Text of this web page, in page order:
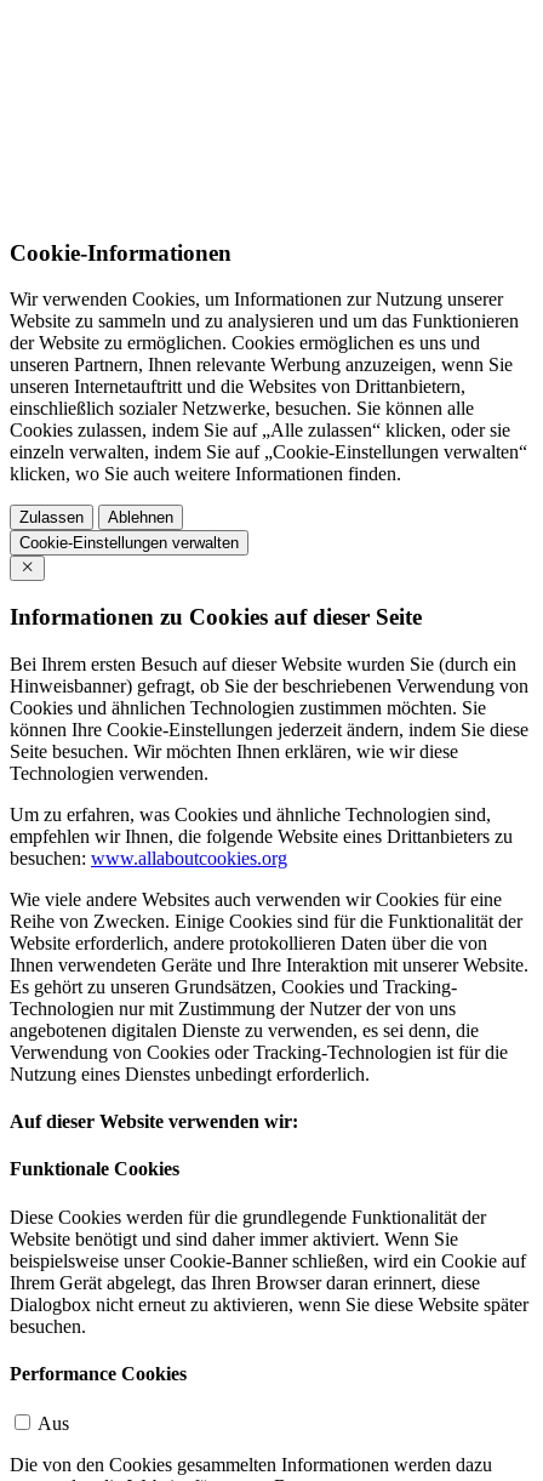
Cookie-Informationen
Wir verwenden Cookies, um Informationen zur Nutzung unserer
Website zu sammeln und zu analysieren und um das Funktionieren
der Website zu ermöglichen. Cookies ermöglichen es uns und
unseren Partnern, Ihnen relevante Werbung anzuzeigen, wenn Sie
unseren Internetauftritt und die Websites von Drittanbietern,
einschließlich sozialer Netzwerke, besuchen. Sie können alle
Cookies zulassen, indem Sie auf „Alle zulassen“ klicken, oder sie
einzeln verwalten, indem Sie auf „Cookie-Einstellungen verwalten“
klicken, wo Sie auch weitere Informationen finden.
Zulassen
Ablehnen
Cookie-Einstellungen verwalten
Informationen zu Cookies auf dieser Seite
Bei Ihrem ersten Besuch auf dieser Website wurden Sie (durch ein
Hinweisbanner) gefragt, ob Sie der beschriebenen Verwendung von
Cookies und ähnlichen Technologien zustimmen möchten. Sie
können Ihre Cookie-Einstellungen jederzeit ändern, indem Sie diese
Seite besuchen. Wir möchten Ihnen erklären, wie wir diese
Technologien verwenden.
Um zu erfahren, was Cookies und ähnliche Technologien sind,
empfehlen wir Ihnen, die folgende Website eines Drittanbieters zu
besuchen: www.allaboutcookies.org
Wie viele andere Websites auch verwenden wir Cookies für eine
Reihe von Zwecken. Einige Cookies sind für die Funktionalität der
Website erforderlich, andere protokollieren Daten über die von
Ihnen verwendeten Geräte und Ihre Interaktion mit unserer Website.
Es gehört zu unseren Grundsätzen, Cookies und Tracking-
Technologien nur mit Zustimmung der Nutzer der von uns
angebotenen digitalen Dienste zu verwenden, es sei denn, die
Verwendung von Cookies oder Tracking-Technologien ist für die
Nutzung eines Dienstes unbedingt erforderlich.
Auf dieser Website verwenden wir:
Funktionale Cookies
Diese Cookies werden für die grundlegende Funktionalität der
Website benötigt und sind daher immer aktiviert. Wenn Sie
beispielsweise unser Cookie-Banner schließen, wird ein Cookie auf
Ihrem Gerät abgelegt, das Ihren Browser daran erinnert, diese
Dialogbox nicht erneut zu aktivieren, wenn Sie diese Website später
besuchen.
Performance Cookies
Aus
Die von den Cookies gesammelten Informationen werden dazu